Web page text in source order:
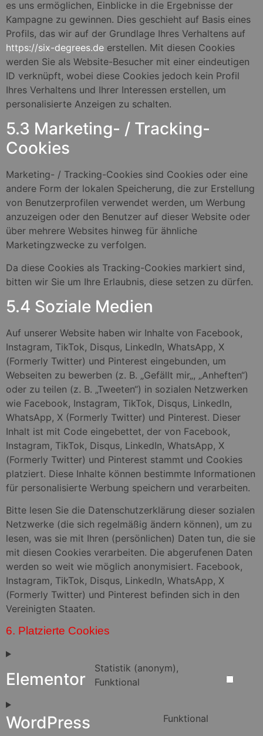
es uns ermöglichen, Einblicke in die Ergebnisse der
Kampagne zu gewinnen. Dies geschieht auf Basis eines
Profils, das wir auf der Grundlage Ihres Verhaltens auf
https://six-degrees.de erstellen. Mit diesen Cookies
werden Sie als Website-Besucher mit einer eindeutigen
ID verknüpft, wobei diese Cookies jedoch kein Profil
Ihres Verhaltens und Ihrer Interessen erstellen, um
personalisierte Anzeigen zu schalten.
5.3 Marketing- / Tracking-
Cookies
Marketing- / Tracking-Cookies sind Cookies oder eine
andere Form der lokalen Speicherung, die zur Erstellung
von Benutzerprofilen verwendet werden, um Werbung
anzuzeigen oder den Benutzer auf dieser Website oder
über mehrere Websites hinweg für ähnliche
Marketingzwecke zu verfolgen.
Da diese Cookies als Tracking-Cookies markiert sind,
bitten wir Sie um Ihre Erlaubnis, diese setzen zu dürfen.
5.4 Soziale Medien
Auf unserer Website haben wir Inhalte von Facebook,
Instagram, TikTok, Disqus, LinkedIn, WhatsApp, X
(Formerly Twitter) und Pinterest eingebunden, um
Webseiten zu bewerben (z. B. „Gefällt mir„, „Anheften“)
oder zu teilen (z. B. „Tweeten“) in sozialen Netzwerken
wie Facebook, Instagram, TikTok, Disqus, LinkedIn,
WhatsApp, X (Formerly Twitter) und Pinterest. Dieser
Inhalt ist mit Code eingebettet, der von Facebook,
Instagram, TikTok, Disqus, LinkedIn, WhatsApp, X
(Formerly Twitter) und Pinterest stammt und Cookies
platziert. Diese Inhalte können bestimmte Informationen
für personalisierte Werbung speichern und verarbeiten.
Bitte lesen Sie die Datenschutzerklärung dieser sozialen
Netzwerke (die sich regelmäßig ändern können), um zu
lesen, was sie mit Ihren (persönlichen) Daten tun, die sie
mit diesen Cookies verarbeiten. Die abgerufenen Daten
werden so weit wie möglich anonymisiert. Facebook,
Instagram, TikTok, Disqus, LinkedIn, WhatsApp, X
(Formerly Twitter) und Pinterest befinden sich in den
Vereinigten Staaten.
6. Platzierte Cookies
Elementor
Statistik (anonym),
Funktional
WordPress Funktional